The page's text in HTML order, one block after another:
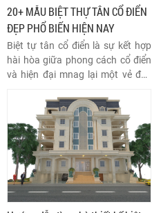
20+ MẪU BIỆT THỰ TÂN CỔ ĐIỂN
ĐẸP PHỔ BIẾN HIỆN NAY
Biệt tự tân cổ điển là sự kết hợp
hài hòa giữa phong cách cổ điển
và hiện đại mnag lại một vẻ đẹp
nhưng không kém phần tiện nghi.
Cùng khám phá hơn 20 mẫu biệt
tự này với nhiều kiểu dáng và kiểu
mái phù hợp với sở thích của từng
người.